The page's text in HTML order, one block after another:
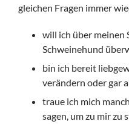
gleichen Fragen immer
will ich über meinen
Schweinehund
bin ich bereit
verändern oder gar
traue ich mich
sagen, um zu mir zu